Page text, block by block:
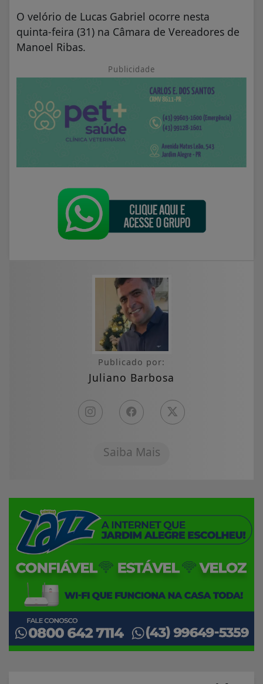
O velório de Lucas Gabriel ocorre nesta
quinta-feira (31) na Câmara de Vereadores de
Manoel Ribas.
Publicidade
Publicado por:
Juliano Barbosa
Saiba Mais